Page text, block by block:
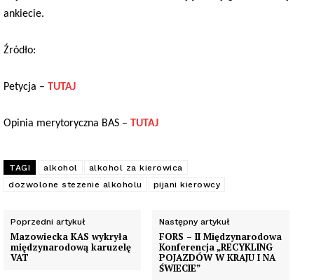
ankiecie.
Źródło:
Petycja – TUTAJ
Opinia merytoryczna BAS – TUTAJ
TAGI alkohol
alkohol za kierowica
dozwolone stezenie alkoholu
pijani kierowcy
Poprzedni artykuł
Mazowiecka KAS wykryła
międzynarodową karuzelę
VAT
Następny artykuł
FORS – II Międzynarodowa
Konferencja „RECYKLING
POJAZDÓW W KRAJU I NA
ŚWIECIE”